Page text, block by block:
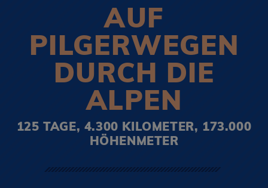
AUF
PILGERWEGEN
DURCH DIE
ALPEN
125 TAGE, 4.300 KILOMETER, 173.000
HÖHENMETER